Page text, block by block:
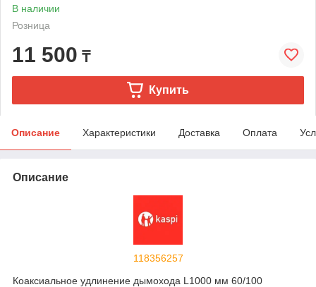
В наличии
Розница
11 500 ₸
Купить
Описание Характеристики Доставка Оплата
Описание
118356257
Коаксиальное удлинение дымохода L1000 мм 60/100